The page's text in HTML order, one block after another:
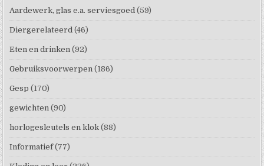
Aardewerk, glas e.a. serviesgoed (59)
Diergerelateerd (46)
Eten en drinken (92)
Gebruiksvoorwerpen (186)
Gesp (170)
gewichten (90)
horlogesleutels en klok (88)
Informatief (77)